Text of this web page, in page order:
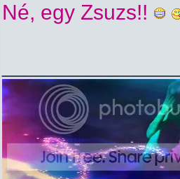
Né, egy Zsuzs!!